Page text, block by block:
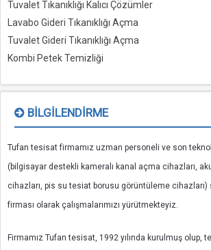
Tuvalet Tıkanıklığı Kalıcı Çözümler
Lavabo Gideri Tıkanıklığı Açma
Tuvalet Gideri Tıkanıklığı Açma
Kombi Petek Temizliği
BILGILENDIRME
Tufan tesisat firmamız uzman personeli ve son
(bilgisayar destekli kameralı kanal açma cihazları,
cihazları, pis su tesiat borusu görüntüleme
firması olarak çalışmalarımızı yürütmekteyiz.
Firmamız Tufan tesisat, 1992 yılında kurulmuş olup,